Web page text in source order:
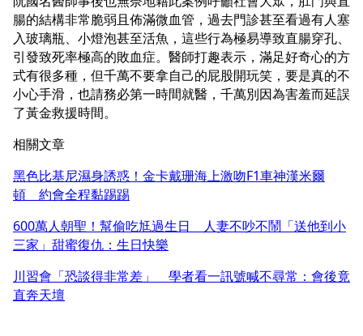
腸的結構非常脆弱且佈滿微血管，過去門診甚至看過有人塞
入玻璃瓶、小燈泡甚至活魚，這些行為極易導致直腸穿孔、
引發致死率極高的敗血症。醫師打趣表示，滿足好奇心的方
式有很多種，但千萬不要拿自己的屁股開玩笑，要是真的不
小心手滑，也請務必第一時間就醫，千萬別因為害羞而延誤
了黃金救援時間。
相關文章
黑色比基尼濕身誘惑！金卡戴珊海上激吻F1車神漢米爾
頓 約會全程黏踢踢
600萬人朝聖！幫偷吃尪過生日 人妻不吵不鬧「送他到小
三家」甜蜜復仇：生日快樂
川習會「恐談得非常差」 學者看一訊號喊不尋常：會後竟
直奔天壇